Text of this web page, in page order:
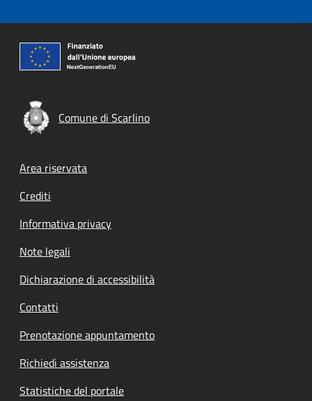
Comune di Scarlino
Footer menu
Area riservata
Crediti
Informativa privacy
Note legali
Dichiarazione di accessibilità
Contatti
Prenotazione appuntamento
Richiedi assistenza
Statistiche del portale